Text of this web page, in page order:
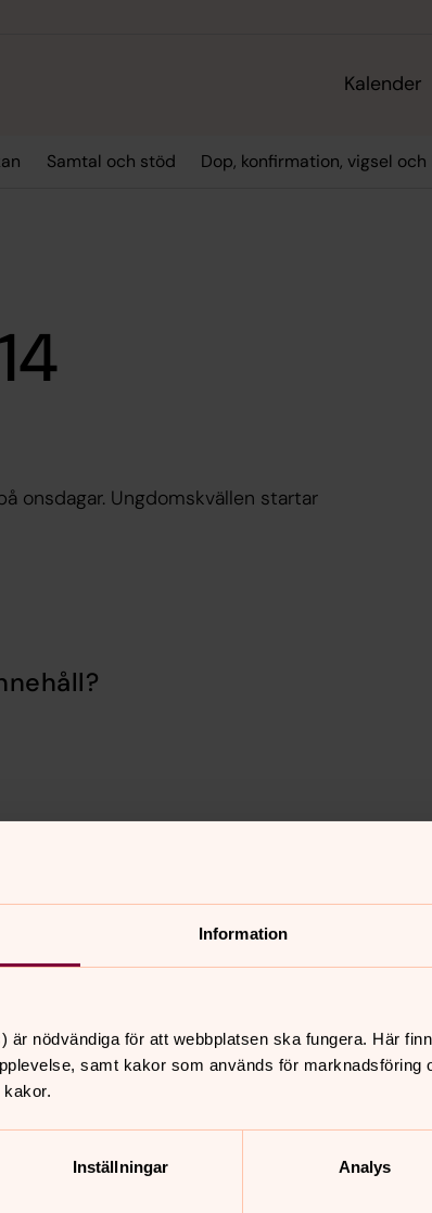
Information
är nödvändiga för att webbplatsen ska fungera. Här
samt kakor som används för marknadsföring
Inställningar Analys
Kalender
Samtal och stöd Dop, konfirmation, vigsel
onsdagar. Ungdomskvällen startar
hemliga rum är en
visning av Visby
Visby domkyrka
hemliga rum är en